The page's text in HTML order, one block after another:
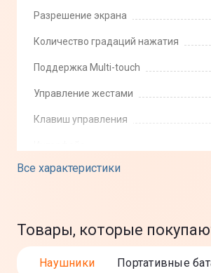
Все характеристики
Разрешение экрана
Количество градаций нажатия
Поддержка Multi-touch
Управление жестами
Клавиш управления
Bluetooth
Характеристики пера
Товары, которые
Наушники Портативные